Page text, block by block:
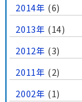
2014年 (6)
2013年 (14)
2012年 (3)
2011年 (2)
2002年 (1)